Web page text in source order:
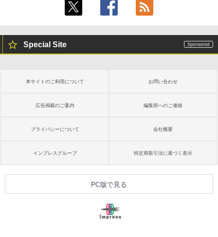
Special Site
本サイトのご利用について お問い合わせ
広告掲載のご案内 編集部へのご連絡
プライバシーについて 会社概要
インプレスグループ 特定商取引法に基づく表示
PC版で見る